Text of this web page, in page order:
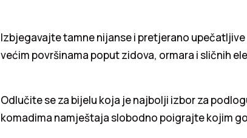
Izbjegavajte tamne nijanse i pretjerano
većim površinama poput zidova, ormara i sličnih
Odlučite se za bijelu koja je najbolji izbor za
komadima namještaja slobodno poigrajte kojim